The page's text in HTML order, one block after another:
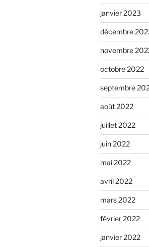
janvier 2023
décembre
novembre
octobre 2022
septembre
août 2022
juillet 2022
juin 2022
mai 2022
avril 2022
mars 2022
février 2022
janvier 2022